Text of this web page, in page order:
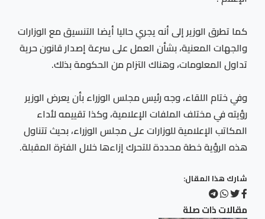
كما تطرق الوزير إلى أنه يجري حاليا أيضا التنسيق مع الوزارات
والجهات المعنية، بشأن العمل على سرعة إصدار قانون حرية
تداول المعلومات، وهناك التزام من الحكومة بذلك.
وفي ختام اللقاء، وجه رئيس مجلس الوزراء بأن يعرض الوزير
رؤيته في مختلف الملفات الإعلامية، وكذا تقييمه لأداء
المكاتب الإعلامية للوزارات على مجلس الوزراء، بحيث تتناول
هذه الرؤية خطة محددة للتحرك إزاءها خلال الفترة المقبلة.
شارك هذا المقال:
مقالات ذات صلة